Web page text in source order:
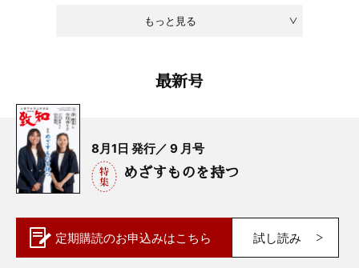
もっと見る
最新号
8月1日 発行／ 9 月号
めざすものを持つ
定期購読のお申込みはこちら 試し読み